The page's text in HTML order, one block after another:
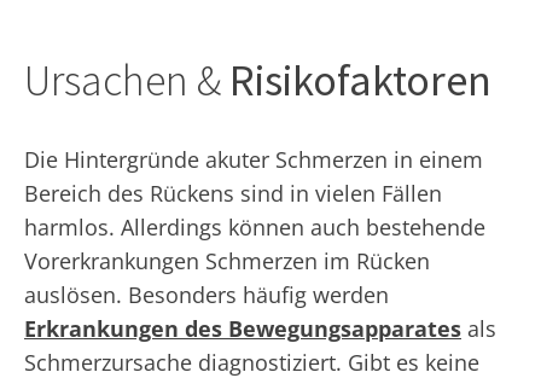
Ursachen & Risikofaktoren
Die Hintergründe akuter Schmerzen in einem
Bereich des Rückens sind in vielen Fällen
harmlos. Allerdings können auch bestehende
Vorerkrankungen Schmerzen im Rücken
auslösen. Besonders häufig werden
Erkrankungen des Bewegungsapparates als
Schmerzursache diagnostiziert. Gibt es keine